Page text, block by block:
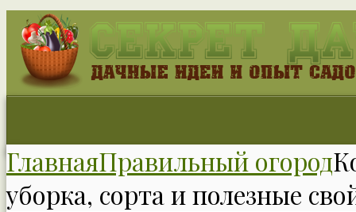
ГлавнаяПравильный огород
уборка, сорта и полезные